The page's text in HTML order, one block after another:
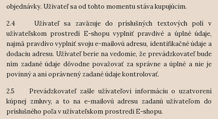
objednávky. Užívateľ sa od tohto momentu stáva kupujúcim.
2.4 Užívateľ sa zaväzuje do príslušných textových polí v
užívateľskom prostredí E-shopu vyplniť pravdivé a úplné údaje,
najmä pravdivo vyplniť svoju e-mailovú adresu, identifikačné údaje a
dodaciu adresu. Užívateľ berie na vedomie, že prevádzkovateľ bude
ním zadané údaje dôvodne považovať za správne a úplné a nie je
povinný a ani oprávnený zadané údaje kontrolovať.
2.5 Prevádzkovateľ zašle užívateľovi informáciu o uzatvorení
kúpnej zmluvy, a to na e-mailovú adresu zadanú užívateľom do
príslušného poľa v užívateľskom prostredí E-shopu.